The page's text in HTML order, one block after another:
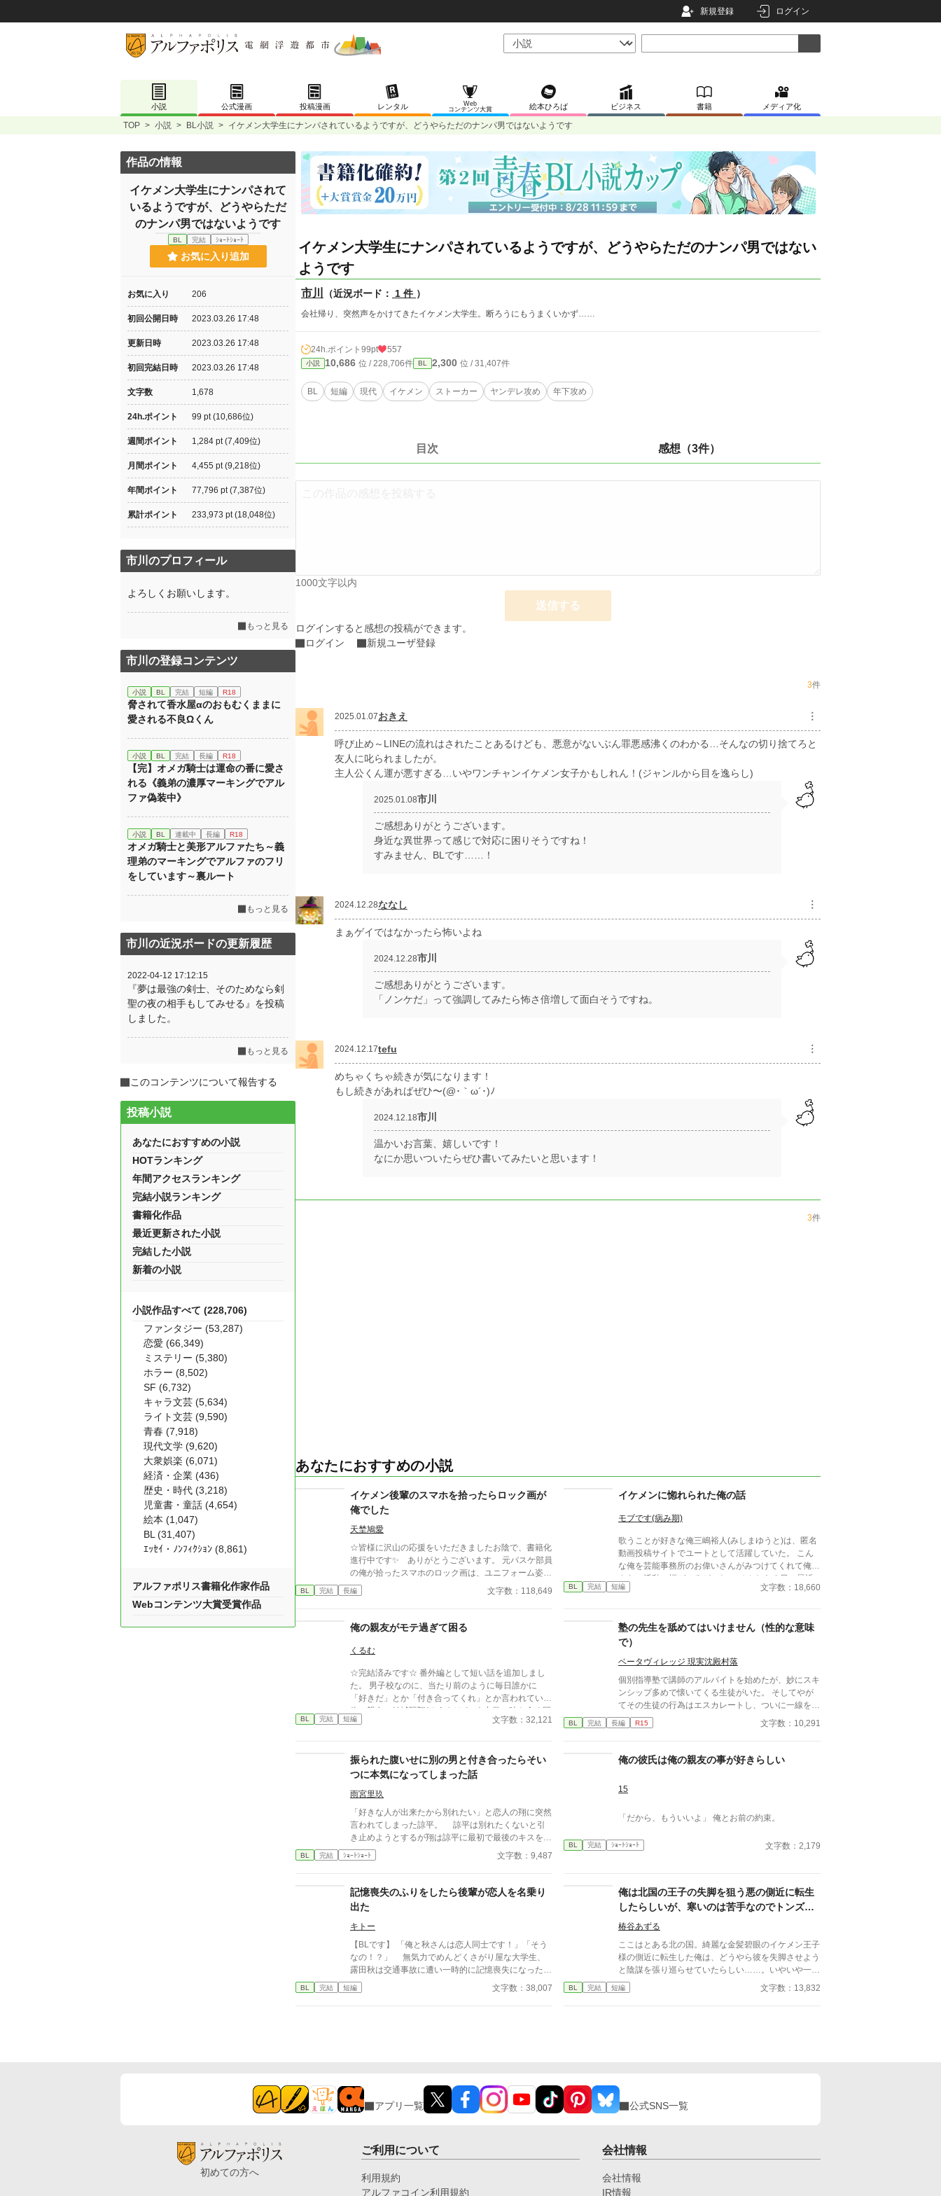
新規登録 ログイン
小説 公式漫画 投稿漫画 レンタル
Web
コンテンツ大賞
絵本ひろば ビジネス 書籍 メディア化
TOP > 小説 > BL小説 > イケメン大学生にナンパされているようですが、どうやらただのナンパ男ではないようです
イケメン大学生にナンパされているようですが、どうやらただのナンパ男ではない
ようです
市川 （近況ボード： 1 件 ）
会社帰り、突然声をかけてきたイケメン大学生。断ろうにもうまくいかず……
24h.ポイント 99pt 557
小説 10,686 位 / 228,706件 BL 2,300 位 / 31,407件
BL 短編 現代 イケメン ストーカー ヤンデレ攻め 年下攻め
目次 感想（3件）
1000文字以内
送信する
ログインすると感想の投稿ができます。
ログイン
新規ユーザ登録
3件
2025.01.07おきえ ︙
呼び止め～LINEの流れはされたことあるけども、悪意がないぶん罪悪感沸くのわかる…そんなの切り捨てろと
友人に叱られましたが。
主人公くん運が悪すぎる…いやワンチャンイケメン女子かもしれん！(ジャンルから目を逸らし)
2025.01.08市川
ご感想ありがとうございます。
身近な異世界って感じで対応に困りそうですね！
すみません、BLです……！
2024.12.28ななし ︙
まぁゲイではなかったら怖いよね
2024.12.28市川
ご感想ありがとうございます。
「ノンケだ」って強調してみたら怖さ倍増して面白そうですね。
2024.12.17tefu ︙
めちゃくちゃ続きが気になります！
もし続きがあればぜひ〜(@･｀ω´･)ﾉ
2024.12.18市川
温かいお言葉、嬉しいです！
なにか思いついたらぜひ書いてみたいと思います！
3件
あなたにおすすめの小説
イケメン後輩のスマホを拾ったらロック画が
俺でした
天埜鳩愛
☆皆様に沢山の応援をいただきましたお陰で、書籍化
進行中です✨ ありがとうございます。 元バスケ部員
の俺が拾ったスマホのロック画は、ユニフォーム姿
の“俺”。 持ち主は、顔面国宝級のイケメン一年生。
なんで俺の写真？ なんでロック画？ 問い詰める間
子の悲鳴の中、肩を掴まれて連行された。……俺、た
だスマホ届けに来ただけなんだけど。 頼られたら嫌
とは言えない南澤燈真は高校二年生。クールなイケメ
と、ロック画が何故か中学時代の燈真だった！ 北門
はモテ男ゆえに女子からしつこくされ、燈真が助ける
ことに。その日から学年を越え急激に仲良くなる二
人。燈真は誰にも言えなかった悩みを北門にだけ打ち
明けて……。一途なメロ後輩 × 絆され男前先輩
ピソードを加えたアルファポリス版です。
BL 完結 長編 文字数：118,649
イケメンに惚れられた俺の話
モブです(病み期)
歌うことが好きな俺三嶋裕人(みしまゆうと)は、匿名
動画投稿サイトでユートとして活躍していた。 こん
な俺を芸能事務所のお偉いさんがみつけてくれて俺は
さらに活動の幅がひろがった。 そんなある日、最近
人気の歌い手である大斗(だいと)とユニットを組んで
BL 完結 短編 文字数：18,660
俺の親友がモテ過ぎて困る
くるむ
☆完結済みです☆ 番外編として短い話を追加しまし
た。 男子校なのに、当たり前のように毎日誰かに
「好きだ」とか「付き合ってくれ」とか言われている
俺の親友、結城陽翔(ゆうきはるひ) 中学の時も全く同
じ状況で、女子からも男子からも追い掛け回されてい
けど、それはそれでまた面倒くさくて仕方がなかった
のだそうだ(ｿﾘｬｿｳﾀﾞﾛ) ……と言う訳で、何を考えたの
て、お前何考えてんの？ 何しようとしてんの？ ……
てなわけで、俺は今日もこいつに振り回されていま
す……。 美形策士×純情平凡♪
BL 完結 短編 文字数：32,121
塾の先生を舐めてはいけません（性的な意味
で）
ベータヴィレッジ 現実沈殿村落
個別指導塾で講師のアルバイトを始めたが、妙にスキ
ンシップ多めで懐いてくる生徒がいた。 そしてやが
てその生徒の行為はエスカレートし、ついに一線を超
えてくる――。
BL 完結 長編 R15 文字数：10,291
振られた腹いせに別の男と付き合ったらそい
つに本気になってしまった話
雨宮里玖
「好きな人が出来たから別れたい」と恋人の翔に突然
言われてしまった諒平。 諒平は別れたくないと引
き止めようとするが翔は諒平に最初で最後のキスをし
た後、去ってしまった。 実は翔には諒平に隠して
いる事実があり——。 諒平（20）攻め。大学生。 翔
ルの友人。
BL 完結 ｼｮｰﾄｼｮｰﾄ 文字数：9,487
俺の彼氏は俺の親友の事が好きらしい
15
「だから、もういいよ」 俺とお前の約束。
BL 完結 ｼｮｰﾄｼｮｰﾄ 文字数：2,179
記憶喪失のふりをしたら後輩が恋人を名乗り
出た
キトー
【BLです】 「俺と秋さんは恋人同士です！」「そう
なの！？」 無気力でめんどくさがり屋な大学生、
露田秋は交通事故に遭い一時的に記憶喪失になったが
すぐに記憶を取り戻す。 そんな最中、大学の後輩
である天杉夏から見舞いに来ると連絡があり、秋はほ
が案外夏との恋人生活は居心地が良い。 一方で
は、夏も秋を騙している罪悪感を抱えて悩むものの、
一度手に入れた大切な人を手放す気はなくてあの手こ
持ちながらも必死に受けを繋ぎ止めようとする攻めの
コメディ寄りの話です。 【主人公にだけ甘い後輩✕無
気力な流され大学生】 反応いただけるととても喜
びます！誤字報告もありがたいです。 ノベルアッ
BL 完結 短編 文字数：38,007
俺は北国の王子の失脚を狙う悪の側近に転生
したらしいが、寒いのは苦手なのでトンズラ
します
椿谷あずる
ここはとある北の国。綺麗な金髪碧眼のイケメン王子
様の側近に転生した俺は、どうやら彼を失脚させよう
と陰謀を張り巡らせていたらしい……。いやいや一切
興味がないし！寒いところ嫌いだし！よし、やめよ
う！ こうして俺は逃亡することに決めた。
BL 完結 短編 文字数：13,832
作品の情報
イケメン大学生にナンパされて
いるようですが、どうやらただ
のナンパ男ではないようです
BL 完結 ｼｮｰﾄｼｮｰﾄ
お気に入り追加
お気に入り 206
初回公開日時 2023.03.26 17:48
更新日時 2023.03.26 17:48
初回完結日時 2023.03.26 17:48
文字数 1,678
24h.ポイント 99 pt (10,686位)
週間ポイント 1,284 pt (7,409位)
月間ポイント 4,455 pt (9,218位)
年間ポイント 77,796 pt (7,387位)
累計ポイント 233,973 pt (18,048位)
市川のプロフィール
よろしくお願いします。
もっと見る
市川の登録コンテンツ
小説 BL 完結 短編 R18
脅されて香水屋αのおもむくままに
愛される不良Ωくん
小説 BL 完結 長編 R18
【完】オメガ騎士は運命の番に愛さ
れる《義弟の濃厚マーキングでアル
ファ偽装中》
小説 BL 連載中 長編 R18
オメガ騎士と美形アルファたち～義
理弟のマーキングでアルファのフリ
をしています～裏ルート
もっと見る
市川の近況ボードの更新履歴
2022-04-12 17:12:15
『夢は最強の剣士、そのためなら剣
聖の夜の相手もしてみせる』を投稿
しました。
もっと見る
このコンテンツについて報告する
投稿小説
あなたにおすすめの小説
HOTランキング
年間アクセスランキング
完結小説ランキング
書籍化作品
最近更新された小説
完結した小説
新着の小説
小説作品すべて (228,706)
ファンタジー (53,287)
恋愛 (66,349)
ミステリー (5,380)
ホラー (8,502)
SF (6,732)
キャラ文芸 (5,634)
ライト文芸 (9,590)
青春 (7,918)
現代文学 (9,620)
大衆娯楽 (6,071)
経済・企業 (436)
歴史・時代 (3,218)
児童書・童話 (4,654)
絵本 (1,047)
BL (31,407)
ｴｯｾｲ・ﾉﾝﾌｨｸｼｮﾝ (8,861)
アルファポリス書籍化作家作品
Webコンテンツ大賞受賞作品
アプリ一覧 公式SNS一覧
初めての方へ
ご利用について
利用規約
アルファコイン利用規約
会社情報
会社情報
IR情報